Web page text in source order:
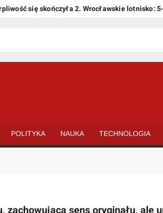
skończyła 2. Wrocławskie lotnisko:
POLITYKA NAUKA TECHNOLOGIA